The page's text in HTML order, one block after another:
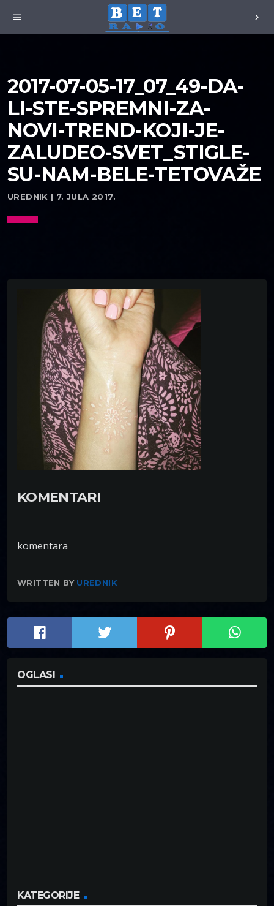
menu chevron_right
2017-07-05-17_07_49-DA-
LI-STE-SPREMNI-ZA-
NOVI-TREND-KOJI-JE-
ZALUDEO-SVET_STIGLE-
SU-NAM-BELE-TETOVAŽE
UREDNIK | 7. JULA 2017.
KOMENTARI
komentara
WRITTEN BY UREDNIK
OGLASI
KATEGORIJE